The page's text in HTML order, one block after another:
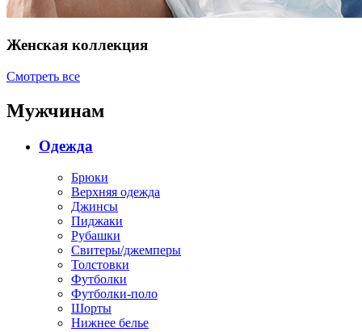
Женская коллекция
Смотреть все
Мужчинам
Одежда
Брюки
Верхняя одежда
Джинсы
Пиджаки
Рубашки
Свитеры/джемперы
Толстовки
Футболки
Футболки-поло
Шорты
Нижнее белье